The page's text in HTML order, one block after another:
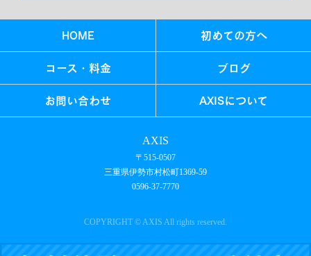
HOME 初めての方へ
コース・料金 ブログ
お問い合わせ AXISについて
AXIS
〒515-0507
三重県伊勢市村松町1369-59
0596-37-7770
COPYRIGHT © AXIS All rights reserved.